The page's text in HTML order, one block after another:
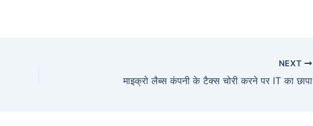
NEXT
माइक्रो लैब्स कंपनी के टैक्स चोरी करने पर IT का छापा